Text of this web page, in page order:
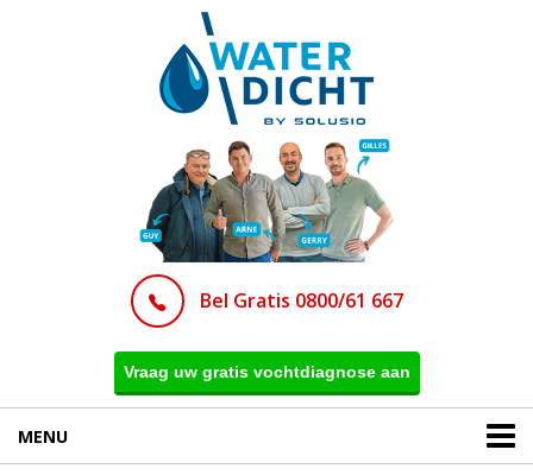
Bel Gratis 0800/61 667
Vraag uw gratis vochtdiagnose aan
MENU